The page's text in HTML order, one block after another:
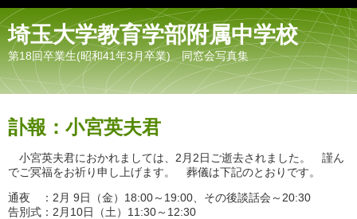
埼玉大学教育学部附属中学校
第18回卒業生(昭和41年3月卒業) 同窓会写真集
訃報：小宮英夫君
小宮英夫君におかれましては、2月2日ご逝去されました。 謹ん
でご冥福をお祈り申し上げます。 葬儀は下記のとおりです。
通夜 ：2月 9日（金）18:00～19:00、その後談話会～20:30
告別式：2月10日（土）11:30～12:30